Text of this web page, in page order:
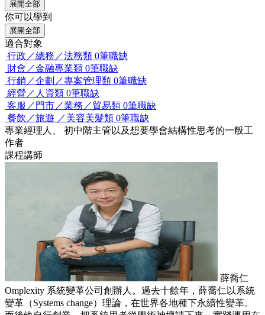
展開全部
你可以學到
展開全部
適合對象
行政／總務／法務類 0筆職缺
財會／金融專業類 0筆職缺
行銷／企劃／專案管理類 0筆職缺
經營／人資類 0筆職缺
客服／門市／業務／貿易類 0筆職缺
餐飲／旅遊 ／美容美髮類 0筆職缺
專業經理人、 初中階主管以及想要學會結構性思考的一般工
作者
課程講師
薛喬仁
Omplexity 系統變革公司創辦人。過去十餘年，薛喬仁以系統
變革（Systems change）理論，在世界各地種下永續性變革。